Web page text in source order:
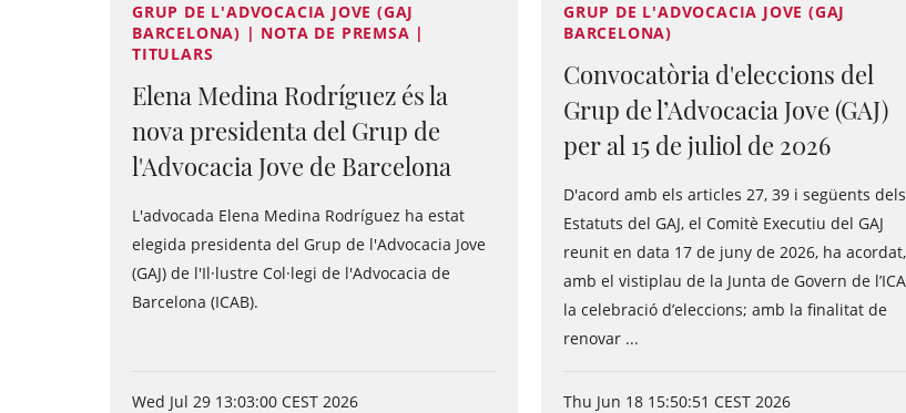
GRUP DE L'ADVOCACIA JOVE (GAJ
BARCELONA) | NOTA DE PREMSA |
TITULARS
Elena Medina Rodríguez és la
nova presidenta del Grup de
l'Advocacia Jove de Barcelona
L'advocada Elena Medina Rodríguez ha estat
elegida presidenta del Grup de l'Advocacia Jove
(GAJ) de l'Il·lustre Col·legi de l'Advocacia de
Barcelona (ICAB).
Wed Jul 29 13:03:00 CEST 2026
GRUP DE L'ADVOCACIA JOVE (GAJ
BARCELONA)
Convocatòria d'eleccions del
Grup de l’Advocacia Jove (GAJ)
per al 15 de juliol de 2026
D'acord amb els articles 27, 39 i següents dels
Estatuts del GAJ, el Comitè Executiu del GAJ
reunit en data 17 de juny de 2026, ha acordat,
amb el vistiplau de la Junta de Govern de
la celebració d’eleccions; amb la finalitat de
renovar ...
Thu Jun 18 15:50:51 CEST 2026